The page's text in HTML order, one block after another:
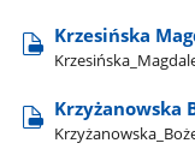
Krzesińska
Krzyżanowska